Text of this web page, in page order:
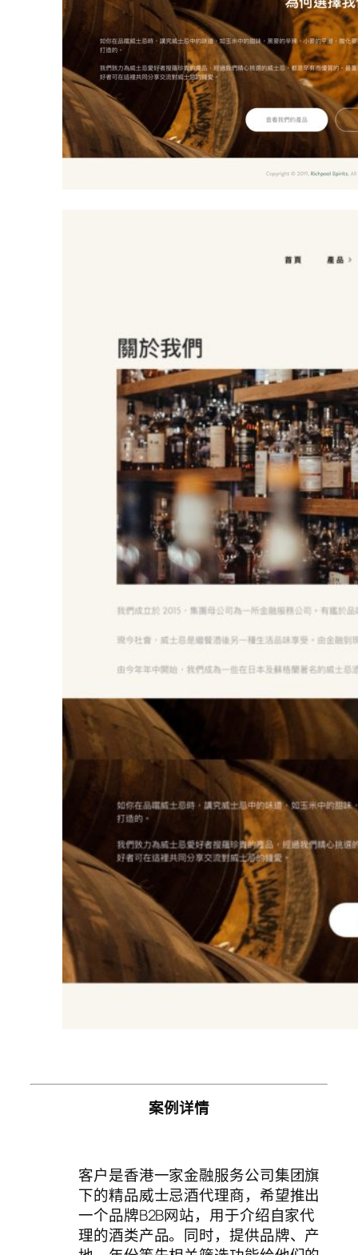
案例详情
客户是香港一家金融服务公司集团旗
下的精品威士忌酒代理商，希望推出
一个品牌B2B网站，用于介绍自家代
理的酒类产品。同时，提供品牌、产